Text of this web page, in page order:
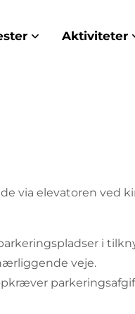
Aktiviteter
via elevatoren ved
i
veje.